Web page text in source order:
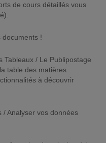
de cours détaillés vous
!
Tableaux / Le Publipostage
table des matières
à découvrir
Analyser vos données